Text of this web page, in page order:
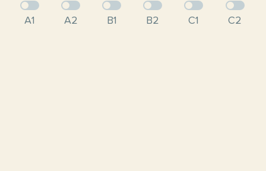
A1 A2 B1 B2 C1 C2